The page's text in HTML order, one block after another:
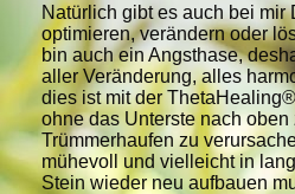
Natürlich gibt es auch bei mir
optimieren, verändern oder
bin auch ein Angsthase,
aller Veränderung, alles
dies ist mit der
ohne das Unterste nach oben
Trümmerhaufen zu
mühevoll und vielleicht in
Stein wieder neu aufbauen